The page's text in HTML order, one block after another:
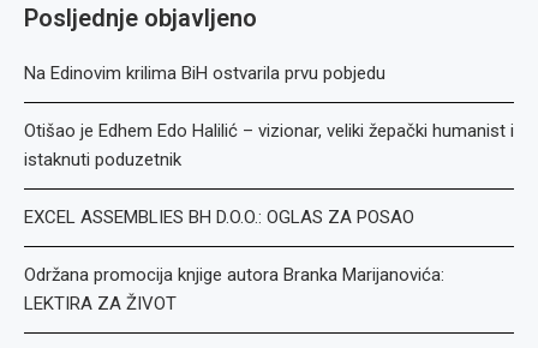
Posljednje objavljeno
Na Edinovim krilima BiH ostvarila prvu pobjedu
Otišao je Edhem Edo Halilić – vizionar, veliki žepački humanist i
istaknuti poduzetnik
EXCEL ASSEMBLIES BH D.O.O.: OGLAS ZA POSAO
Održana promocija knjige autora Branka Marijanovića:
LEKTIRA ZA ŽIVOT